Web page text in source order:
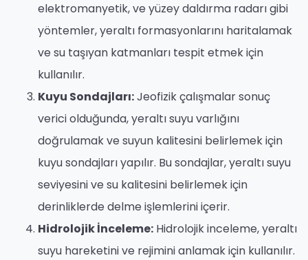
elektromanyetik, ve yüzey daldırma radarı gibi
yöntemler, yeraltı formasyonlarını haritalamak
ve su taşıyan katmanları tespit etmek için
kullanılır.
Kuyu Sondajları:Jeofizik çalışmalar sonuç
verici olduğunda, yeraltı suyu varlığını
doğrulamak ve suyun kalitesini belirlemek için
kuyu sondajları yapılır. Bu sondajlar, yeraltı suyu
seviyesini ve su kalitesini belirlemek için
derinliklerde delme işlemlerini içerir.
Hidrolojik İnceleme: Hidrolojik inceleme, yeraltı
suyu hareketini ve rejimini anlamak için kullanılır.